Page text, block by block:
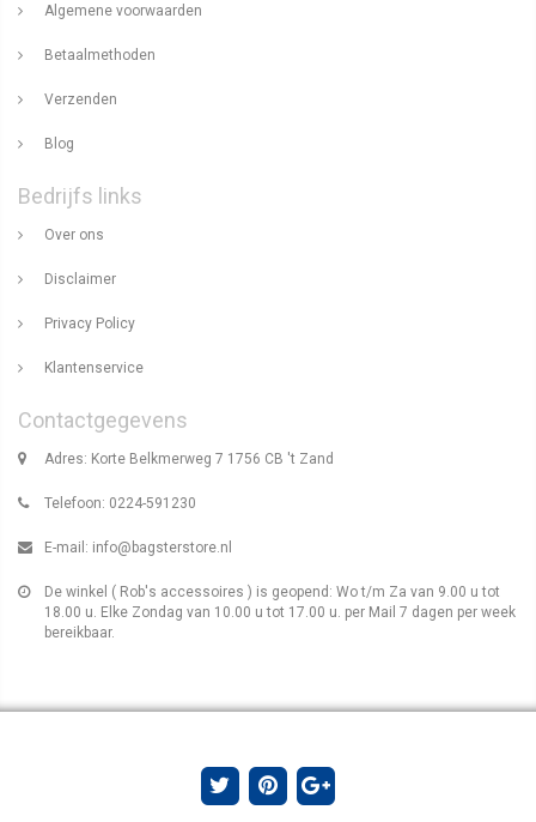
Algemene voorwaarden
Betaalmethoden
Verzenden
Blog
Bedrijfs links
Over ons
Disclaimer
Privacy Policy
Klantenservice
Contactgegevens
Adres: Korte Belkmerweg 7 1756 CB 't Zand
Telefoon: 0224-591230
E-mail: info@bagsterstore.nl
De winkel ( Rob's accessoires ) is geopend: Wo t/m Za van 9.00 u tot
18.00 u. Elke Zondag van 10.00 u tot 17.00 u. per Mail 7 dagen per week
bereikbaar.